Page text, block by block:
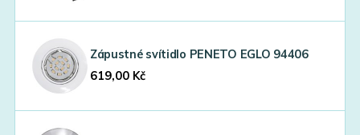
Zápustné svítidlo PENETO EGLO 94406
619,00 Kč